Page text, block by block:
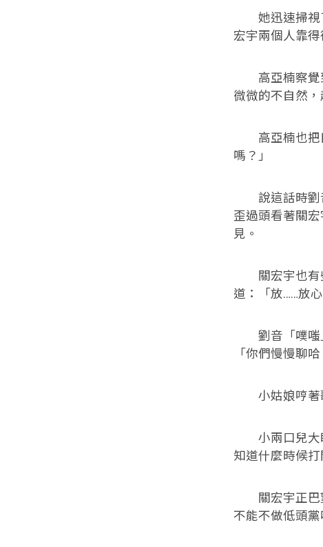
她迅速掃視了
宏宇兩個人靠
高亞楠察覺到
微微的不自然，
高亞楠也把目
嗎？」
說這話時劉音
歪過頭看著關
見。
關宏宇也有些
道：「放……放
劉音「噗嗤」
「你們慢慢聊
小姑娘哼著歌
小兩口兒大眼
知道什麼時候
關宏宇正巴望
不能不做低頭